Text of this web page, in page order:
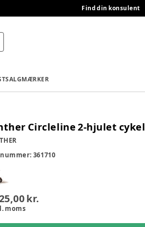
Find din konsulent
MÆRKER
Circleline 2-hjulet cykel
361710
kr.
moms